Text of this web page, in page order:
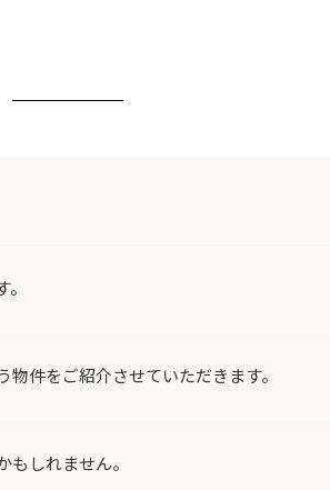
件をご紹介させていただきます。
しれません。